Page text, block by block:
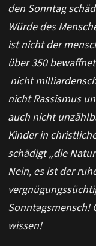
den Sonntag
Würde des
ist nicht der
über 350
nicht
nicht Rassismus
auch nicht
Kinder in
schädigt „die
Nein, es ist der
Sonntagsmensch!
wissen!